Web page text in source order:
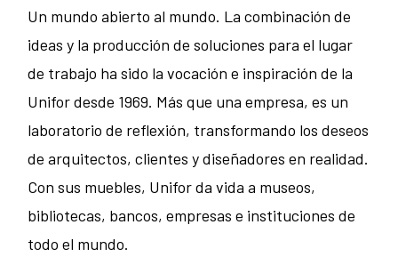
Un mundo abierto al mundo. La combinación de
ideas y la producción de soluciones para el lugar
de trabajo ha sido la vocación e inspiración de la
Unifor desde 1969. Más que una empresa, es un
laboratorio de reflexión, transformando los deseos
de arquitectos, clientes y diseñadores en realidad.
Con sus muebles, Unifor da vida a museos,
bibliotecas, bancos, empresas e instituciones de
todo el mundo.